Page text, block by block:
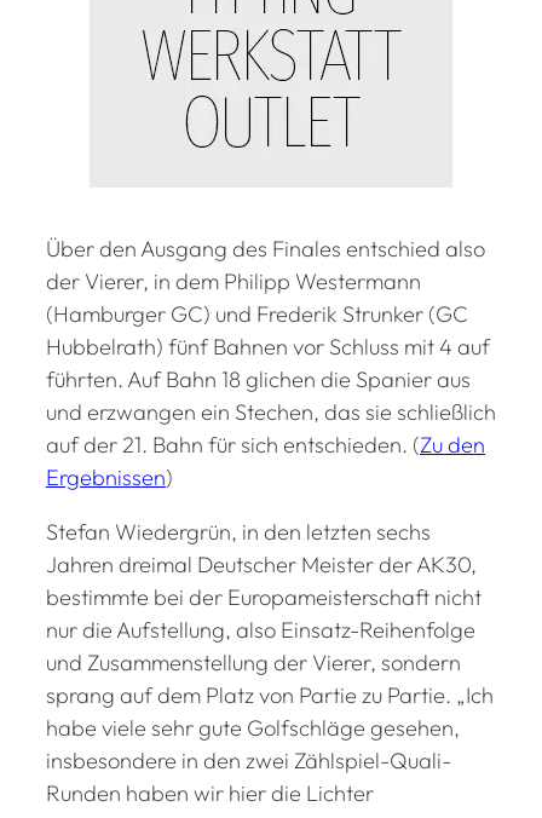
Über den Ausgang des Finales entschied also
der Vierer, in dem Philipp Westermann
(Hamburger GC) und Frederik Strunker (GC
Hubbelrath) fünf Bahnen vor Schluss mit 4 auf
führten. Auf Bahn 18 glichen die Spanier aus
und erzwangen ein Stechen, das sie schließlich
auf der 21. Bahn für sich entschieden. (Zu den
Ergebnissen)
Stefan Wiedergrün, in den letzten sechs
Jahren dreimal Deutscher Meister der AK30,
bestimmte bei der Europameisterschaft nicht
nur die Aufstellung, also Einsatz-Reihenfolge
und Zusammenstellung der Vierer, sondern
sprang auf dem Platz von Partie zu Partie. „Ich
habe viele sehr gute Golfschläge gesehen,
insbesondere in den zwei Zählspiel-Quali-
Runden haben wir hier die Lichter